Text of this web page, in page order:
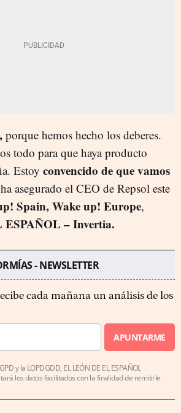
porque hemos hecho los deberes.
todo para que haya producto
Estoy convencido de que vamos
asegurado el CEO de Repsol este
Spain, Wake up! Europe,
ESPAÑOL – Invertia.
- NEWSLETTER
cada mañana un análisis de los
APUNTARME
y la LOPDGDD, EL LEÓN DE EL ESPAÑOL
los datos facilitados con la finalidad de remitirle